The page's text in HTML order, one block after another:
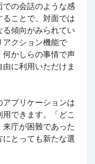
での会話のような感
ことで、対面では
傾向がみられてい
アクション機能で
何かしらの事情で声
に利用いただけま
プリケーションは
できます。「どこ
庁が困難であった
とっても新たな選